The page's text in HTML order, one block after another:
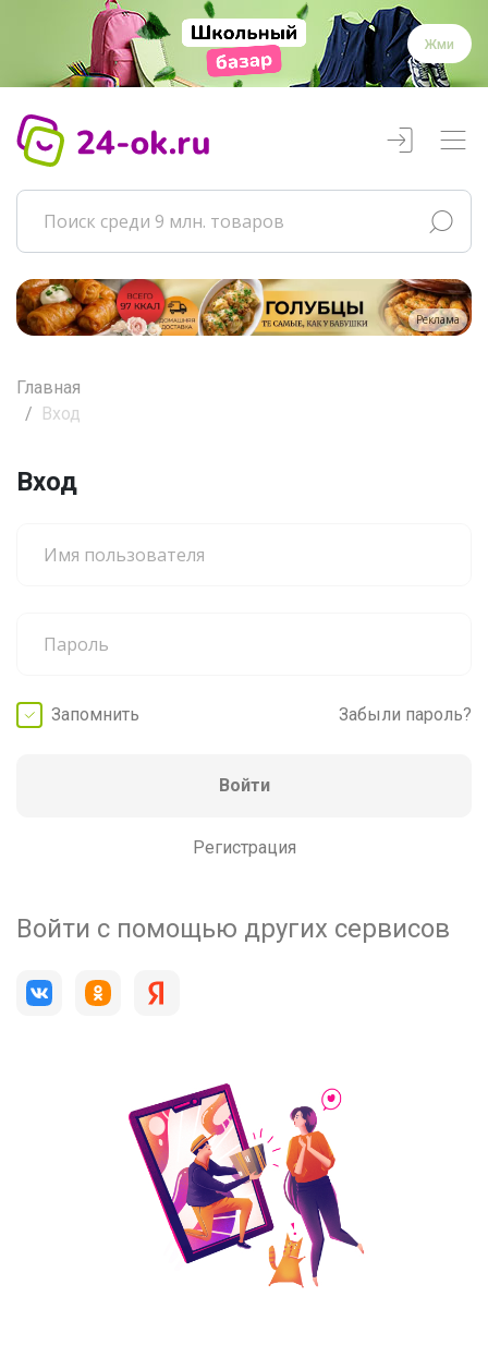
Жми
Реклама
Главная
Вход
Вход
Запомнить Забыли пароль?
Войти
Регистрация
Войти с помощью других сервисов